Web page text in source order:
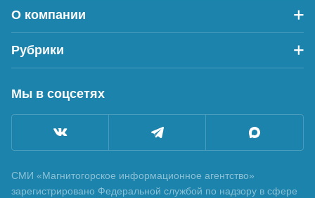
О компании
Рубрики
Мы в соцсетях
СМИ «Магнитогорское информационное агентство»
зарегистрировано Федеральной службой по надзору в сфере